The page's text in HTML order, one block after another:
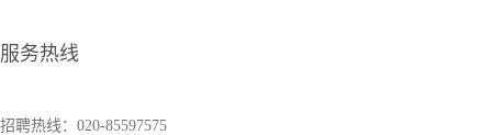
服务热线
招聘热线：020-85597575